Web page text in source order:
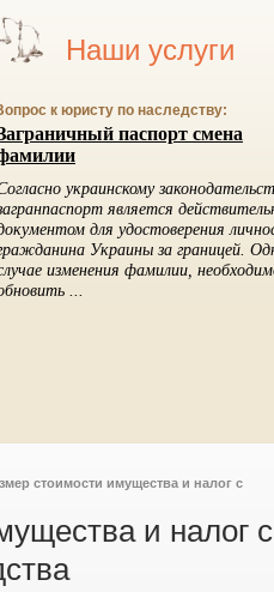
Наши услуги
к юристу по наследству:
стоимости имущества и налог с
и налог с